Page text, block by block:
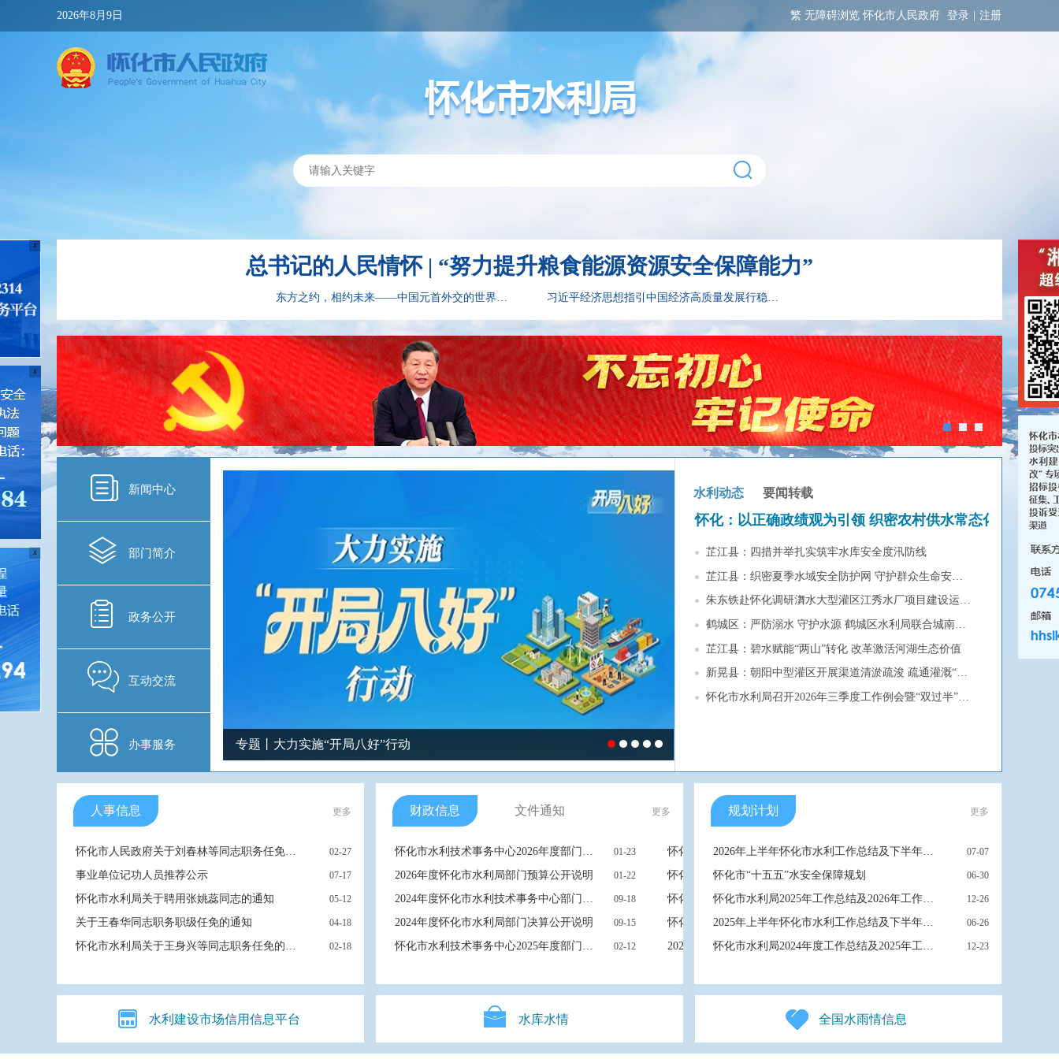
2026年8月9日 繁 无障碍浏览 怀化市人民政府 登录 注册
总书记的人民情怀 | “努力提升粮食能源资源安全保障能力”
东方之约，相约未来——中国元首外交的世界情怀与大... 习近平经济思想指引中国经济高质量发展行稳致远
新闻中心
部门简介
政务公开
互动交流
办事服务 专题丨大力实施“开局八好”行动
水利动态 要闻转载
怀化：以正确政绩观为引领 织密农村供水常态化保...
芷江县：四措并举扎实筑牢水库安全度汛防线 07-24
芷江县：织密夏季水域安全防护网 守护群众生命安全防线 07-17
朱东铁赴怀化调研㵲水大型灌区江秀水厂项目建设运行工作 07-16
鹤城区：严防溺水 守护水源 鹤城区水利局联合城南街道开展板木溪... 07-15
芷江县：碧水赋能“两山”转化 改革激活河湖生态价值
新晃县：朝阳中型灌区开展渠道清淤疏浚 疏通灌溉“血脉”保障农田...
怀化市水利局召开2026年三季度工作例会暨“双过半”、重点项目调...
人事信息 更多
怀化市人民政府关于刘春林等同志职务任免的通知 02-27
事业单位记功人员推荐公示 07-17
怀化市水利局关于聘用张姚蕊同志的通知 05-12
关于王春华同志职务职级任免的通知 04-18
怀化市水利局关于王身兴等同志职务任免的通知 02-18
财政信息 文件通知 更多
怀化市水利技术事务中心2026年度部门预算公开说明 01-23
2026年度怀化市水利局部门预算公开说明 01-22
2024年度怀化市水利技术事务中心部门决算 09-18
2024年度怀化市水利局部门决算公开说明 09-15
怀化市水利技术事务中心2025年度部门预算公开说明 02-12
怀化市水利局处理决定书怀水决[2026]1号 04-21
04-10
怀化市水利局关于公布怀化市2026年4级及以下堤防防汛和安全运行责... 04-10
怀化市水利局关于公布怀化市2026年度防洪一般中型水库大坝安全责... 03-30
2026年度怀化市重点河段、敏感水域河道采砂管理责任人名单公告 03-30
规划计划 更多
2026年上半年怀化市水利工作总结及下半年工作打算 07-07
怀化市“十五五”水安全保障规划 06-30
怀化市水利局2025年工作总结及2026年工作计划 12-26
2025年上半年怀化市水利工作总结及下半年工作打算 06-26
怀化市水利局2024年度工作总结及2025年工作计划 12-23
水利建设市场信用信息平台 水库水情 全国水雨情信息
X
X
X